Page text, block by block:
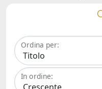
Ordina per:
In ordine: